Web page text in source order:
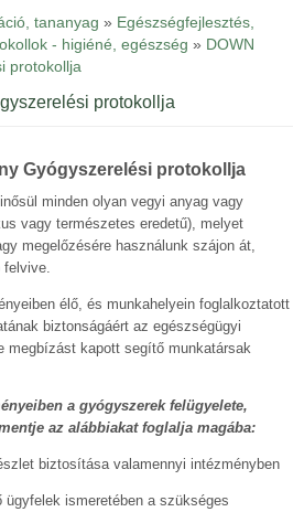
tananyag » Egészségfejlesztés,
- higiéné, egészség » DOWN
protokollja
protokollja
Gyógyszerelési protokollja
minden olyan vegyi anyag vagy
vagy természetes eredetű), melyet
megelőzésére használunk szájon át,
felvive.
élő, és munkahelyein foglalkoztatott
biztonságáért az egészségügyi
megbízást kapott segítő munkatársak
a gyógyszerek felügyelete,
az alábbiakat foglalja magába:
biztosítása valamennyi intézményben
ismeretében a szükséges